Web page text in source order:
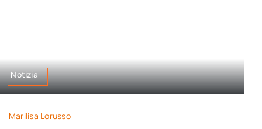
Notizia
Marilisa Lorusso